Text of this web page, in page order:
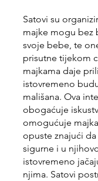
Satovi su
majke mogu bez
svoje bebe, te
prisutne tijekom
majkama daje
istovremeno
mališana. Ova
obogaćuje
omogućuje
opuste znajući
sigurne i u
istovremeno
njima. Satovi